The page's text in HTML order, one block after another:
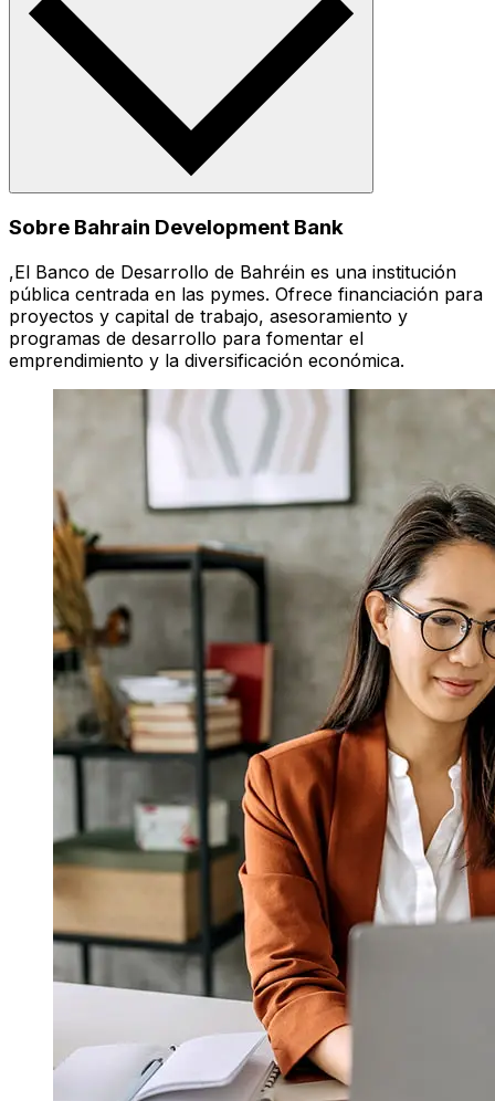
Sobre Bahrain Development Bank
,El Banco de Desarrollo de Bahréin es una institución
pública centrada en las pymes. Ofrece financiación para
proyectos y capital de trabajo, asesoramiento y
programas de desarrollo para fomentar el
emprendimiento y la diversificación económica.